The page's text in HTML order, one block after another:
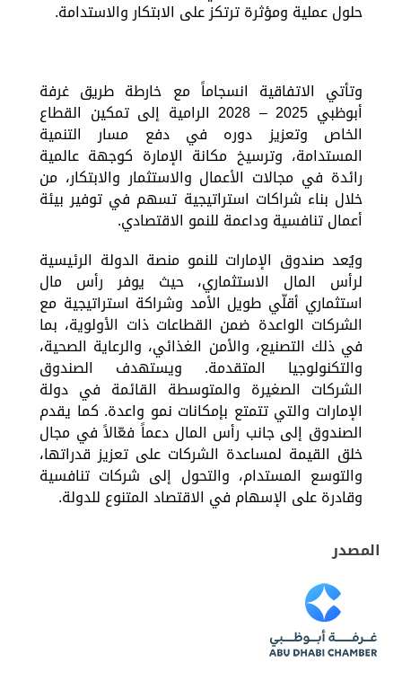
حلول عملية ومؤثرة ترتكز على الابتكار والاستدامة.
وتأتي الاتفاقية انسجاماً مع خارطة طريق غرفة
أبوظبي 2025 – 2028 الرامية إلى تمكين القطاع
الخاص وتعزيز دوره في دفع مسار التنمية
المستدامة، وترسيخ مكانة الإمارة كوجهة عالمية
رائدة في مجالات الأعمال والاستثمار والابتكار، من
خلال بناء شراكات استراتيجية تسهم في توفير بيئة
أعمال تنافسية وداعمة للنمو الاقتصادي.
ويُعد صندوق الإمارات للنمو منصة الدولة الرئيسية
لرأس المال الاستثماري، حيث يوفر رأس مال
استثماري أقلّي طويل الأمد وشراكة استراتيجية مع
الشركات الواعدة ضمن القطاعات ذات الأولوية، بما
في ذلك التصنيع، والأمن الغذائي، والرعاية الصحية،
والتكنولوجيا المتقدمة. ويستهدف الصندوق
الشركات الصغيرة والمتوسطة القائمة في دولة
الإمارات والتي تتمتع بإمكانات نمو واعدة. كما يقدم
الصندوق إلى جانب رأس المال دعماً فعّالاً في مجال
خلق القيمة لمساعدة الشركات على تعزيز قدراتها،
والتوسع المستدام، والتحول إلى شركات تنافسية
وقادرة على الإسهام في الاقتصاد المتنوع للدولة.
المصدر